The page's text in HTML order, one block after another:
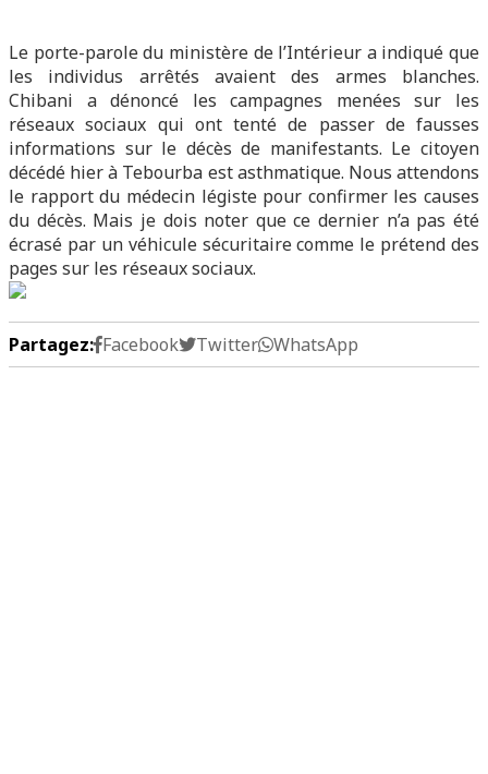
Le porte-parole du ministère de l’Intérieur a indiqué que
les individus arrêtés avaient des armes blanches.
Chibani a dénoncé les campagnes menées sur les
réseaux sociaux qui ont tenté de passer de fausses
informations sur le décès de manifestants. Le citoyen
décédé hier à Tebourba est asthmatique. Nous attendons
le rapport du médecin légiste pour confirmer les causes
du décès. Mais je dois noter que ce dernier n’a pas été
écrasé par un véhicule sécuritaire comme le prétend des
pages sur les réseaux sociaux.
Partagez: Facebook Twitter WhatsApp